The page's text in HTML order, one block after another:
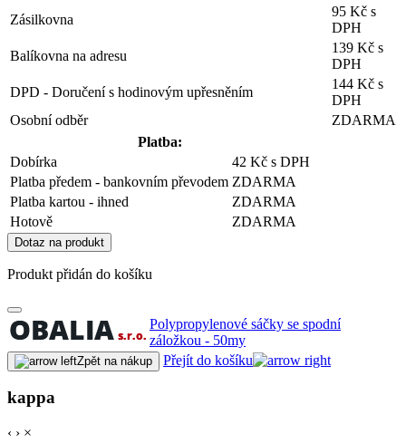
Zásilkovna
95 Kč s
DPH
Balíkovna na adresu
139 Kč s
DPH
DPD - Doručení s hodinovým upřesněním
144 Kč s
DPH
Osobní odběr
ZDARMA
Platba:
Dobírka
42 Kč s DPH
Platba předem - bankovním převodem ZDARMA
Platba kartou - ihned
ZDARMA
Hotově
ZDARMA
Dotaz na produkt
Produkt přidán do košíku
Polypropylenové sáčky se spodní
záložkou - 50my
Zpět na nákup Přejít do košíku
kappa
‹ › ×